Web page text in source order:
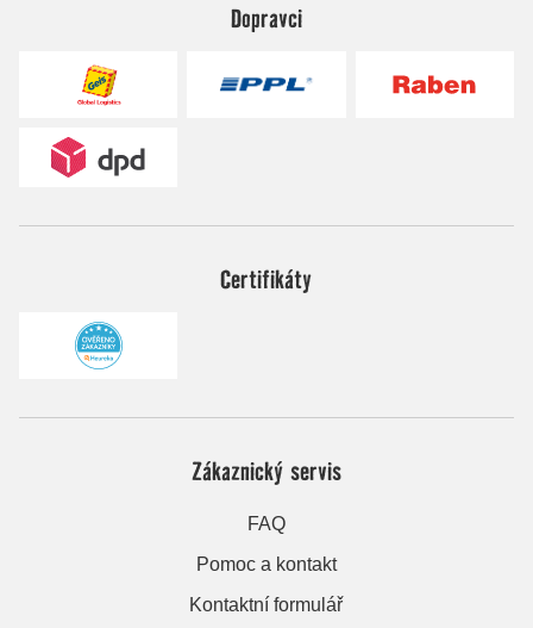
Dopravci
Certifikáty
Zákaznický servis
FAQ
Pomoc a kontakt
Kontaktní formulář